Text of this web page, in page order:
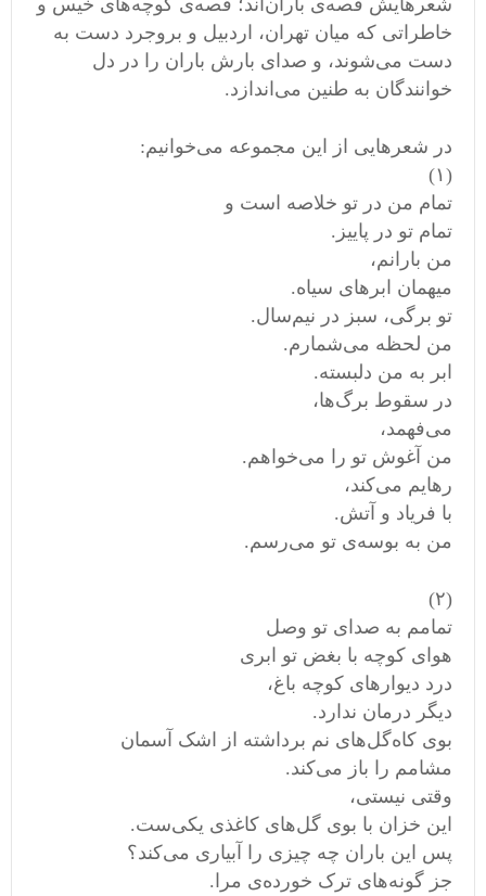
شعرهایش قصه‌ی باران‌اند؛ قصه‌ی کوچه‌های خیس و
خاطراتی که میان تهران، اردبیل و بروجرد دست‌ به‌
دست می‌شوند، و صدای بارش باران را در دل
خوانندگان به طنین می‌اندازد.
در شعرهایی از این مجموعه می‌خوانیم:
(۱)
تمام من در تو خلاصه است و
تمام تو در پاییز.
من بارانم،
میهمان ابرهای سیاه.
تو برگی، سبز در نیم‌سال.
من لحظه می‌شمارم.
ابر به من دلبسته.
در سقوط برگ‌ها،
می‌فهمد،
من آغوش تو را می‌خواهم.
رهایم می‌کند،
با فریاد و آتش.
من به بوسه‌ی تو می‌رسم.
(۲)
تمامم به صدای تو وصل
هوای کوچه با بغض تو ابری
درد دیوارهای کوچه باغ،
دیگر درمان ندارد.
بوی کاه‌گل‌های نم برداشته از اشک آسمان
مشامم را باز می‌کند.
وقتی نیستی،
این خزان با بوی گل‌های کاغذی یکی‌ست.
پس این باران چه چیزی را آبیاری می‌کند؟
جز گونه‌های ترک خورده‌ی مرا.